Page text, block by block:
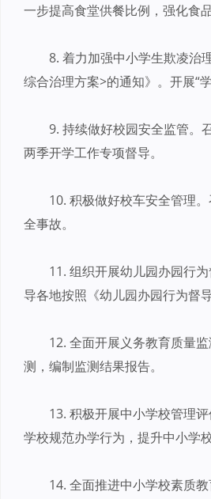
一步提高食堂供餐比例，强化食
8. 着力加强中小学生欺凌治
综合治理方案>的通知》。开展“
9. 持续做好校园安全监管。
两季开学工作专项督导。
10. 积极做好校车安全管理
全事故。
11. 组织开展幼儿园办园行
导各地按照《幼儿园办园行为督
12. 全面开展义务教育质量
测，编制监测结果报告。
13. 积极开展中小学校管理
学校规范办学行为，提升中小学
14. 全面推进中小学校素质